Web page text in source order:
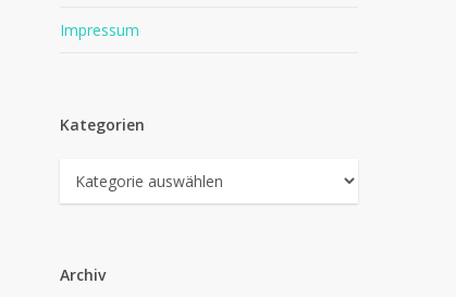
Impressum
Kategorien
Kategorien
Archiv